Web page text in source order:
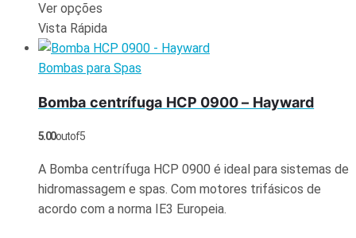
Ver opções
Vista Rápida
Bombas para Spas
Bomba centrífuga HCP 0900 – Hayward
5.00out of 5
A Bomba centrífuga HCP 0900 é ideal para sistemas de
hidromassagem e spas. Com motores trifásicos de
acordo com a norma IE3 Europeia.